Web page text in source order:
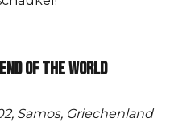
OF THE WORLD
Samos, Griechenland